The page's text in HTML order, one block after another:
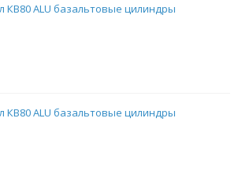
КВ80 ALU базальтовые цилиндры
КВ80 ALU базальтовые цилиндры